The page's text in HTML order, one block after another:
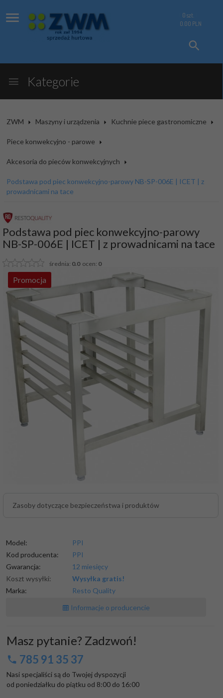
0 szt.
0.00 PLN
Kategorie
ZWM Maszyny i urządzenia Kuchnie piece gastronomiczne
Piece konwekcyjno - parowe
Akcesoria do pieców konwekcyjnych
Podstawa pod piec konwekcyjno-parowy NB-SP-006E | ICET | z
prowadnicami na tace
Podstawa pod piec konwekcyjno-parowy
NB-SP-006E | ICET | z prowadnicami na tace
średnia: 0.0ocen: 0
Promocja
Zasoby dotyczące bezpieczeństwa i produktów
Model:
PPI
Kod producenta:
PPI
Gwarancja:
12 miesięcy
Koszt wysyłki:
Wysyłka gratis!
Marka:
Resto Quality
Informacje o producencie
Masz pytanie? Zadzwoń!
785 91 35 37
Nasi specjaliści są do Twojej dyspozycji
od poniedziałku do piątku od 8:00 do 16:00